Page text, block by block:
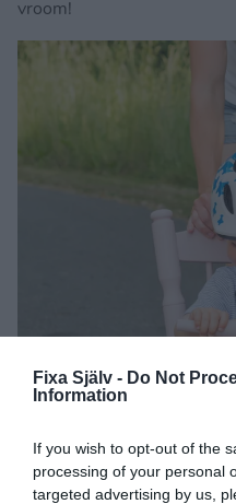
Fixa Själv - Do Not
Information
If you wish to opt-out of the
processing of your personal
targeted advertising by us,
vroom!